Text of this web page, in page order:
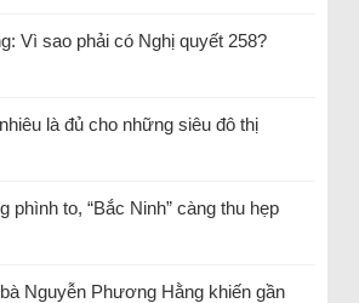
Vì sao phải có Nghị quyết 258?
là đủ cho những siêu đô thị
phình to, “Bắc Ninh” càng thu hẹp
Nguyễn Phương Hằng khiến gần